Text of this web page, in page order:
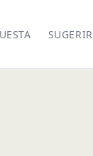
SUGERIR